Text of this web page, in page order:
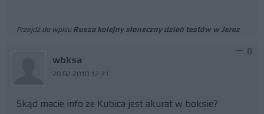
Przejdź do wpisu Rusza kolejny słoneczny dzień testów w Jerez
wbksa
20.02.2010 12:31
0
Skąd macie info ze Kubica jest akurat w boksie?